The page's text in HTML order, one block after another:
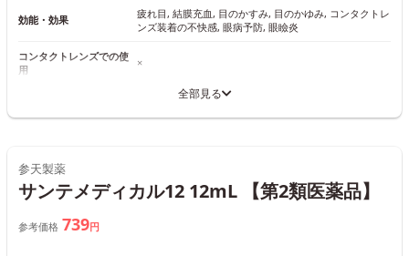
効能・効果
疲れ目, 結膜充血, 目のかすみ, 目のかゆみ, コンタクトレ
ンズ装着の不快感, 眼病予防, 眼瞼炎
コンタクトレンズでの使
用
×
全部見る
参天製薬
サンテメディカル12 12mL 【第2類医薬品】
参考価格 739円